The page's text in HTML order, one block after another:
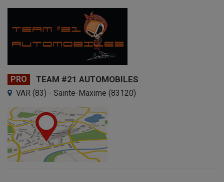
PRO TEAM #21 AUTOMOBILES
VAR (83) - Sainte-Maxime (83120)